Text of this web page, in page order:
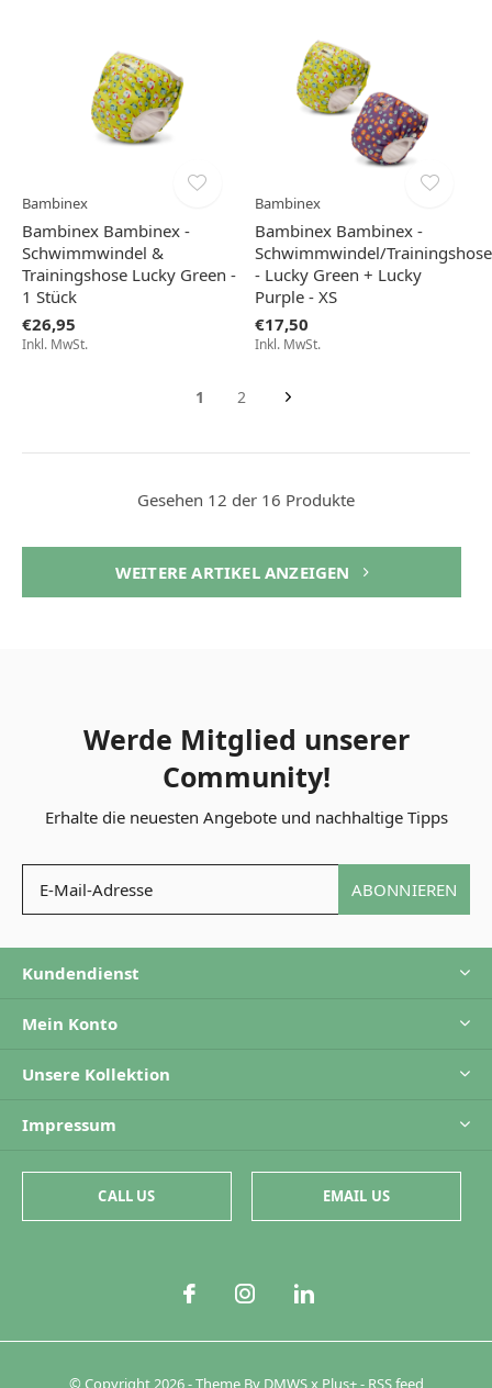
Bambinex
Bambinex Bambinex -
Schwimmwindel &
Trainingshose Lucky Green -
1 Stück
€26,95
Inkl. MwSt.
Bambinex
Bambinex Bambinex -
Schwimmwindel/Trainingshose
- Lucky Green + Lucky
Purple - XS
€17,50
Inkl. MwSt.
1 2
Gesehen 12 der 16 Produkte
WEITERE ARTIKEL ANZEIGEN
Werde Mitglied unserer
Community!
Erhalte die neuesten Angebote und nachhaltige Tipps
ABONNIEREN
Kundendienst
Mein Konto
Unsere Kollektion
Impressum
CALL US EMAIL US
© Copyright 2026- Theme By DMWSx Plus+- RSS feed